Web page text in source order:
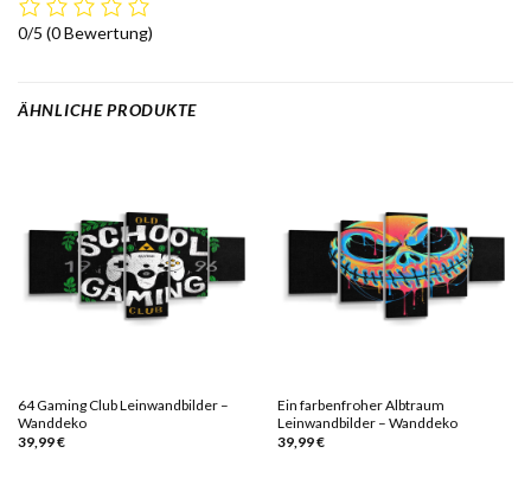
0/5 (0 Bewertung)
ÄHNLICHE PRODUKTE
64 Gaming Club Leinwandbilder –
Wanddeko
39,99€
Ein farbenfroher Albtraum
Leinwandbilder – Wanddeko
39,99€